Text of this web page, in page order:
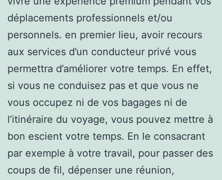
déplacements professionnels et/ou
personnels. en premier lieu, avoir recours
aux services d’un conducteur privé vous
permettra d’améliorer votre temps. En effet,
si vous ne conduisez pas et que vous ne
vous occupez ni de vos bagages ni de
l’itinéraire du voyage, vous pouvez mettre à
bon escient votre temps. En le consacrant
par exemple à votre travail, pour passer des
coups de fil, dépenser une réunion,